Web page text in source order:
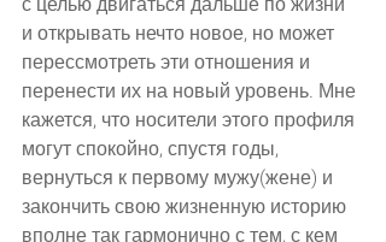
и открывать нечто новое, но может
перессмотреть эти отношения и
перенести их на новый уровень. Мне
кажется, что носители этого профиля
могут спокойно, спустя годы,
вернуться к первому мужу(жене) и
закончить свою жизненную историю
вполне так гармонично с тем, с кем